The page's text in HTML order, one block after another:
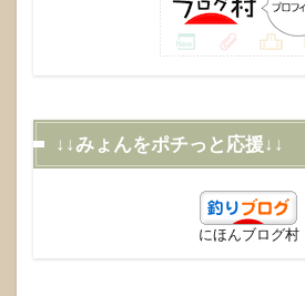
↓↓みょんをポチっと応援↓↓
にほんブログ村